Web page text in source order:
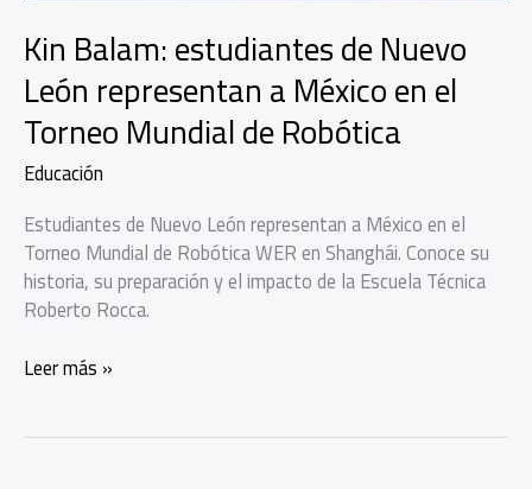
Kin Balam: estudiantes de Nuevo
León representan a México en el
Torneo Mundial de Robótica
Educación
Estudiantes de Nuevo León representan a México en el
Torneo Mundial de Robótica WER en Shanghái. Conoce su
historia, su preparación y el impacto de la Escuela Técnica
Roberto Rocca.
Kin
Leer más »